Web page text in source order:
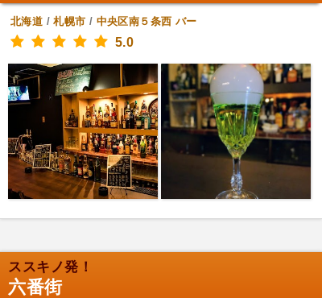
北海道 /札幌市 / 中央区南５条西 バー
5.0
ススキノ発！
六番街